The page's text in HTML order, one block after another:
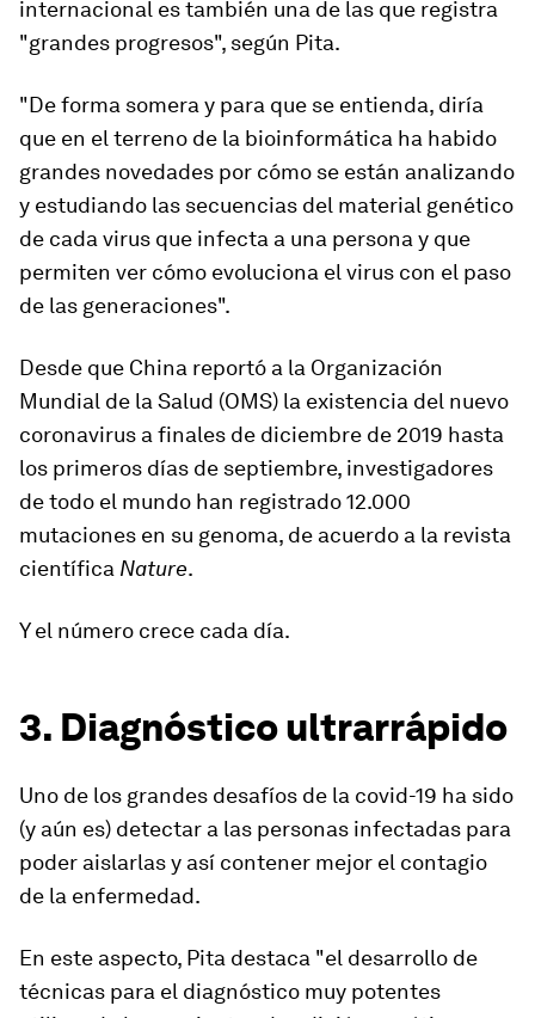
internacional es también una de las que registra
"grandes progresos", según Pita.
"De forma somera y para que se entienda, diría
que en el terreno de la bioinformática ha habido
grandes novedades por cómo se están analizando
y estudiando las secuencias del material genético
de cada virus que infecta a una persona y que
permiten ver cómo evoluciona el virus con el paso
de las generaciones".
Desde que China reportó a la Organización
Mundial de la Salud (OMS) la existencia del nuevo
coronavirus a finales de diciembre de 2019 hasta
los primeros días de septiembre, investigadores
de todo el mundo han registrado 12.000
mutaciones en su genoma, de acuerdo a la revista
científica Nature.
Y el número crece cada día.
3. Diagnóstico ultrarrápido
Uno de los grandes desafíos de la covid-19 ha sido
(y aún es) detectar a las personas infectadas para
poder aislarlas y así contener mejor el contagio
de la enfermedad.
En este aspecto, Pita destaca "el desarrollo de
técnicas para el diagnóstico muy potentes